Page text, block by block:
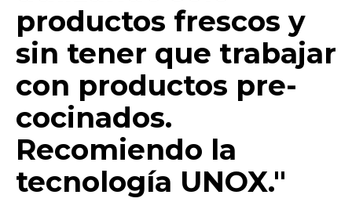
productos frescos y
sin tener que trabajar
con productos pre-
cocinados.
Recomiendo la
tecnología UNOX."